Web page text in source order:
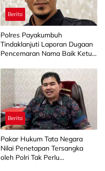
Berita
Polres Payakumbuh
Tindaklanjuti Laporan Dugaan
Pencemaran Nama Baik Ketua
Berita
Pakar Hukum Tata Negara
Nilai Penetapan Tersangka
oleh Polri Tak Perlu